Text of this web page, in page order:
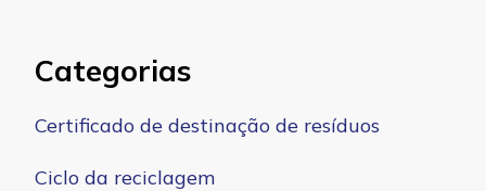
Categorias
Certificado de destinação de resíduos
Ciclo da reciclagem